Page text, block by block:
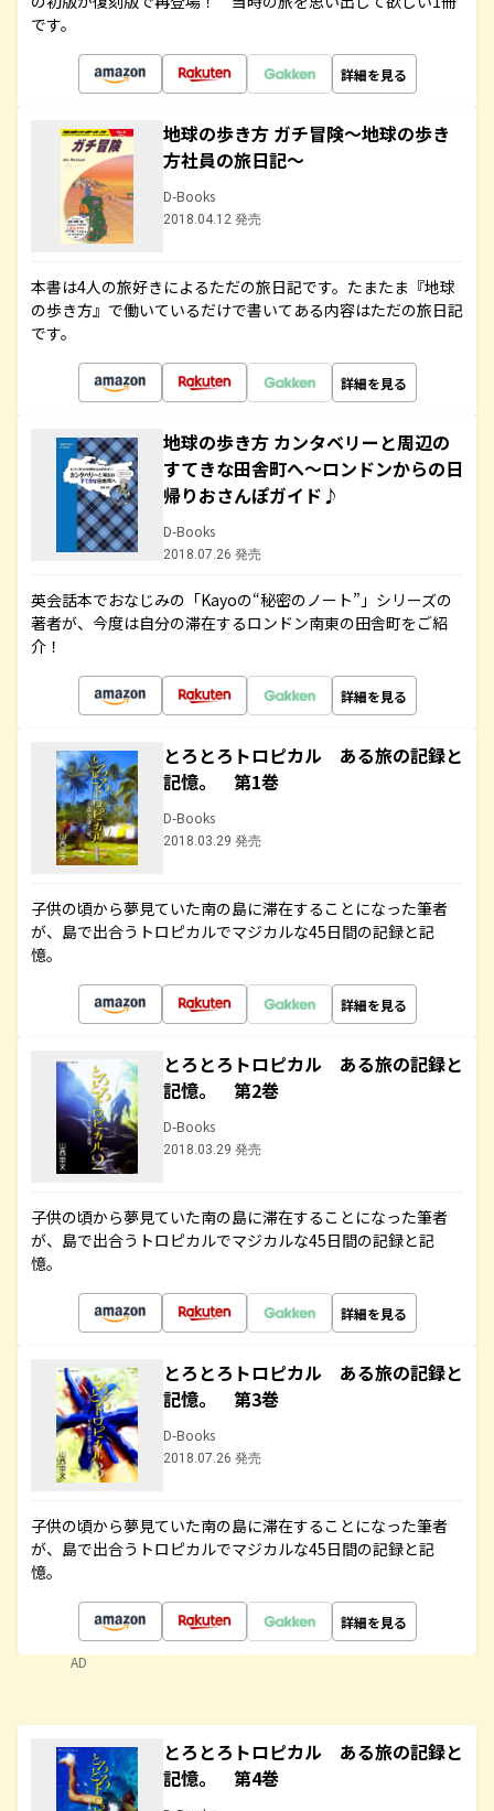
です。
詳細を見る
地球の歩き方 ガチ冒険～地球の歩き
方社員の旅日記～
D-Books
2018.04.12 発売
本書は4人の旅好きによるただの旅日記です。たまたま『地球
の歩き方』で働いているだけで書いてある内容はただの旅日記
です。
詳細を見る
地球の歩き方 カンタベリーと周辺の
すてきな田舎町へ～ロンドンからの日
帰りおさんぽガイド♪
D-Books
2018.07.26 発売
英会話本でおなじみの「Kayoの“秘密のノート”」シリーズの
著者が、今度は自分の滞在するロンドン南東の田舎町をご紹
介！
詳細を見る
とろとろトロピカル ある旅の記録と
記憶。 第1巻
D-Books
2018.03.29 発売
子供の頃から夢見ていた南の島に滞在することになった筆者
が、島で出合うトロピカルでマジカルな45日間の記録と記
憶。
詳細を見る
とろとろトロピカル ある旅の記録と
記憶。 第2巻
D-Books
2018.03.29 発売
子供の頃から夢見ていた南の島に滞在することになった筆者
が、島で出合うトロピカルでマジカルな45日間の記録と記
憶。
詳細を見る
とろとろトロピカル ある旅の記録と
記憶。 第3巻
D-Books
2018.07.26 発売
子供の頃から夢見ていた南の島に滞在することになった筆者
が、島で出合うトロピカルでマジカルな45日間の記録と記
憶。
詳細を見る
AD
とろとろトロピカル ある旅の記録と
記憶。 第4巻